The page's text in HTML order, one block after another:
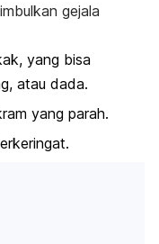
gejala
yang bisa
atau dada.
yang parah.